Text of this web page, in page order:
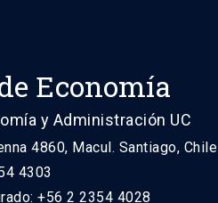
Economía
y Administración UC
4860, Macul. Santiago, Chile
4303
+56 2 2354 4028